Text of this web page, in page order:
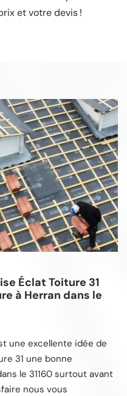
et votre devis !
Éclat Toiture 31
à Herran dans le
une excellente idée de
31 une bonne
le 31160 surtout avant
nous vous